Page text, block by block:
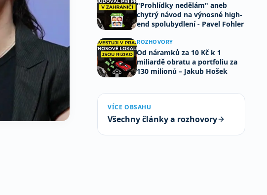
"Prohlídky nedělám" aneb
chytrý návod na výnosné high-
end spolubydlení - Pavel Fohler
ROZHOVORY
Od náramků za 10 Kč k 1
miliardě obratu a portfoliu za
130 milionů – Jakub Hošek
VÍCE OBSAHU
Všechny články a rozhovory